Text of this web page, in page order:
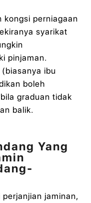
kongsi perniagaan
syarikat
pinjaman.
ibu
boleh
graduan tidak
balik.
Yang
jaminan,